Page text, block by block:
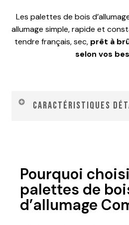
Les palettes de bois
allumage simple, rapide et
tendre français, sec, prêt à
selon vos
Caractéristiques
Composition
Pourquoi
palettes de
d’allumage